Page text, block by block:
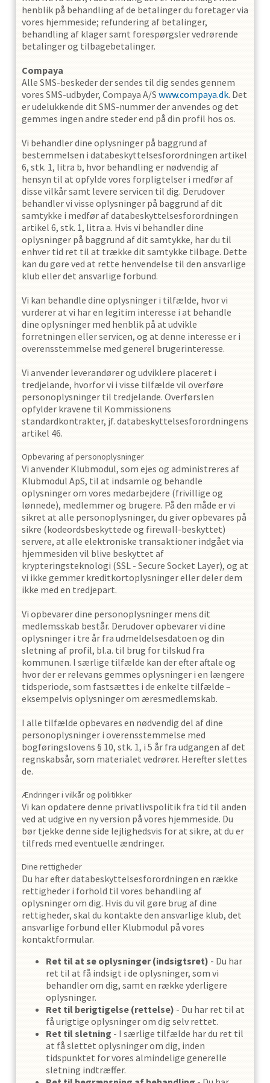
henblik på behandling af de betalinger du foretager via
vores hjemmeside; refundering af betalinger,
behandling af klager samt forespørgsler vedrørende
betalinger og tilbagebetalinger.
Compaya
Alle SMS-beskeder der sendes til dig sendes gennem
vores SMS-udbyder, Compaya A/S www.compaya.dk. Det
er udelukkende dit SMS-nummer der anvendes og det
gemmes ingen andre steder end på din profil hos os.
Vi behandler dine oplysninger på baggrund af
bestemmelsen i databeskyttelsesforordningen artikel
6, stk. 1, litra b, hvor behandling er nødvendig af
hensyn til at opfylde vores forpligtelser i medfør af
disse vilkår samt levere servicen til dig. Derudover
behandler vi visse oplysninger på baggrund af dit
samtykke i medfør af databeskyttelsesforordningen
artikel 6, stk. 1, litra a. Hvis vi behandler dine
oplysninger på baggrund af dit samtykke, har du til
enhver tid ret til at trække dit samtykke tilbage. Dette
kan du gøre ved at rette henvendelse til den ansvarlige
klub eller det ansvarlige forbund.
Vi kan behandle dine oplysninger i tilfælde, hvor vi
vurderer at vi har en legitim interesse i at behandle
dine oplysninger med henblik på at udvikle
forretningen eller servicen, og at denne interesse er i
overensstemmelse med generel brugerinteresse.
Vi anvender leverandører og udviklere placeret i
tredjelande, hvorfor vi i visse tilfælde vil overføre
personoplysninger til tredjelande. Overførslen
opfylder kravene til Kommissionens
standardkontrakter, jf. databeskyttelsesforordningens
artikel 46.
Opbevaring af personoplysninger
Vi anvender Klubmodul, som ejes og administreres af
Klubmodul ApS, til at indsamle og behandle
oplysninger om vores medarbejdere (frivillige og
lønnede), medlemmer og brugere. På den måde er vi
sikret at alle personoplysninger, du giver opbevares på
sikre (kodeordsbeskyttede og firewall-beskyttet)
servere, at alle elektroniske transaktioner indgået via
hjemmesiden vil blive beskyttet af
krypteringsteknologi (SSL - Secure Socket Layer), og at
vi ikke gemmer kreditkortoplysninger eller deler dem
ikke med en tredjepart.
Vi opbevarer dine personoplysninger mens dit
medlemsskab består. Derudover opbevarer vi dine
oplysninger i tre år fra udmeldelsesdatoen og din
sletning af profil, bl.a. til brug for tilskud fra
kommunen. l særlige tilfælde kan der efter aftale og
hvor der er relevans gemmes oplysninger i en længere
tidsperiode, som fastsættes i de enkelte tilfælde –
eksempelvis oplysninger om æresmedlemskab.
I alle tilfælde opbevares en nødvendig del af dine
personoplysninger i overensstemmelse med
bogføringslovens § 10, stk. 1, i 5 år fra udgangen af det
regnskabsår, som materialet vedrører. Herefter slettes
de.
Ændringer i vilkår og politikker
Vi kan opdatere denne privatlivspolitik fra tid til anden
ved at udgive en ny version på vores hjemmeside. Du
bør tjekke denne side lejlighedsvis for at sikre, at du er
tilfreds med eventuelle ændringer.
Dine rettigheder
Du har efter databeskyttelsesforordningen en række
rettigheder i forhold til vores behandling af
oplysninger om dig. Hvis du vil gøre brug af dine
rettigheder, skal du kontakte den ansvarlige klub, det
ansvarlige forbund eller Klubmodul på vores
kontaktformular.
Ret til at se oplysninger (indsigtsret) - Du har
ret til at få indsigt i de oplysninger, som vi
behandler om dig, samt en række yderligere
oplysninger.
Ret til berigtigelse (rettelse) - Du har ret til at
få urigtige oplysninger om dig selv rettet.
Ret til sletning - I særlige tilfælde har du ret til
at få slettet oplysninger om dig, inden
tidspunktet for vores almindelige generelle
sletning indtræffer.